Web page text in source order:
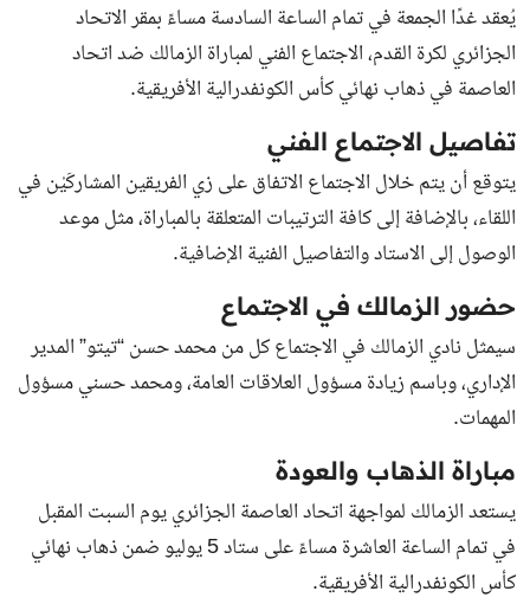
يُعقد غدًا الجمعة في تمام الساعة السادسة مساءً بمقر الاتحاد
الجزائري لكرة القدم، الاجتماع الفني لمباراة الزمالك ضد اتحاد
العاصمة في ذهاب نهائي كأس الكونفدرالية الأفريقية.
تفاصيل الاجتماع الفني
يتوقع أن يتم خلال الاجتماع الاتفاق على زي الفريقين المشاركَيْن في
اللقاء، بالإضافة إلى كافة الترتيبات المتعلقة بالمباراة، مثل موعد
الوصول إلى الاستاد والتفاصيل الفنية الإضافية.
حضور الزمالك في الاجتماع
سيمثل نادي الزمالك في الاجتماع كل من محمد حسن “تيتو” المدير
الإداري، وباسم زيادة مسؤول العلاقات العامة، ومحمد حسني مسؤول
المهمات.
مباراة الذهاب والعودة
يستعد الزمالك لمواجهة اتحاد العاصمة الجزائري يوم السبت المقبل
في تمام الساعة العاشرة مساءً على ستاد 5 يوليو ضمن ذهاب نهائي
كأس الكونفدرالية الأفريقية.